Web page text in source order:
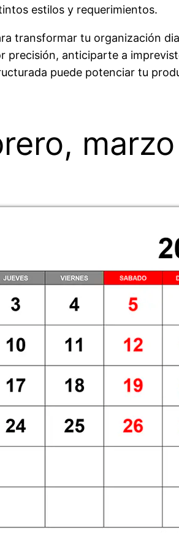
estilos y requerimientos.
transformar tu organización
anticiparte a
puede potenciar tu